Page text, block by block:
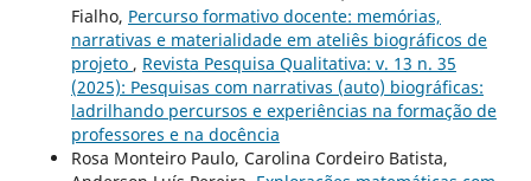
Fialho, Percurso formativo docente: memórias,
narrativas e materialidade em ateliês biográficos de
projeto , Revista Pesquisa Qualitativa: v. 13 n. 35
(2025): Pesquisas com narrativas (auto) biográficas:
ladrilhando percursos e experiências na formação de
professores e na docência
Rosa Monteiro Paulo, Carolina Cordeiro Batista,